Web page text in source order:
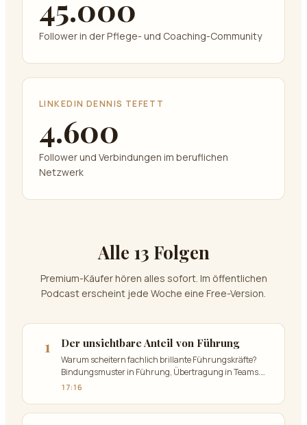
45.000
Follower in der Pflege- und Coaching-Community
LINKEDIN DENNIS TEFETT
4.600
Follower und Verbindungen im beruflichen
Netzwerk
Alle 13 Folgen
Premium-Käufer hören alles sofort. Im öffentlichen
Podcast erscheint jede Woche eine Free-Version.
1 Der unsichtbare Anteil von Führung
Warum scheitern fachlich brillante Führungskräfte?
Bindungsmuster in Führung, Übertragung in Teams.…
17:16